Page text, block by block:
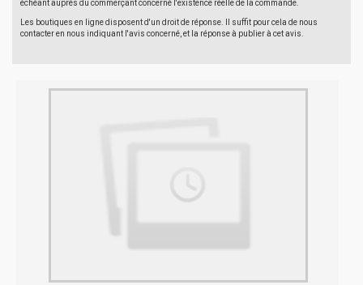
échéant auprès du commerçant concerné l'existence réelle de la commande.
Les boutiques en ligne disposent d'un droit de réponse. Il suffit pour cela de nous
contacter en nous indiquant l'avis concerné, et la réponse à publier à cet avis.